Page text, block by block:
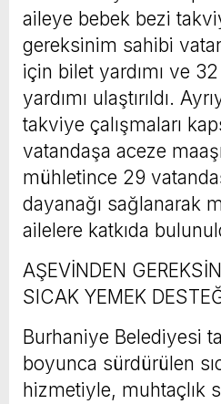
aileye bebek bezi
gereksinim sahibi
için bilet yardımı ve
yardımı ulaştırıldı.
takviye çalışmaları
vatandaşa aceze
mühletince 29
dayanağı sağlanarak
ailelere katkıda
AŞEVİNDEN
SICAK YEMEK
Burhaniye Belediyesi
boyunca sürdürülen
hizmetiyle, muhtaçlık